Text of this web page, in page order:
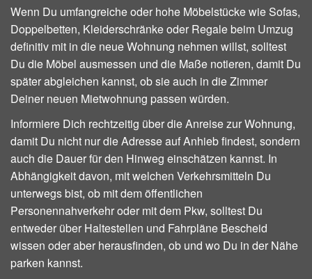
Wenn Du umfangreiche oder hohe Möbelstücke wie Sofas,
Doppelbetten, Kleiderschränke oder Regale beim Umzug
definitiv mit in die neue Wohnung nehmen willst, solltest
Du die Möbel ausmessen und die Maße notieren, damit Du
später abgleichen kannst, ob sie auch in die Zimmer
Deiner neuen Mietwohnung passen würden.
Informiere Dich rechtzeitig über die Anreise zur Wohnung,
damit Du nicht nur die Adresse auf Anhieb findest, sondern
auch die Dauer für den Hinweg einschätzen kannst. In
Abhängigkeit davon, mit welchen Verkehrsmitteln Du
unterwegs bist, ob mit dem öffentlichen
Personennahverkehr oder mit dem Pkw, solltest Du
entweder über Haltestellen und Fahrpläne Bescheid
wissen oder aber herausfinden, ob und wo Du in der Nähe
parken kannst.